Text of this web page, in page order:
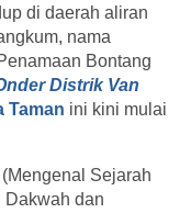
di daerah aliran
nama
Bontang
Distrik Van
Taman ini kini mulai
Sejarah
Dakwah dan